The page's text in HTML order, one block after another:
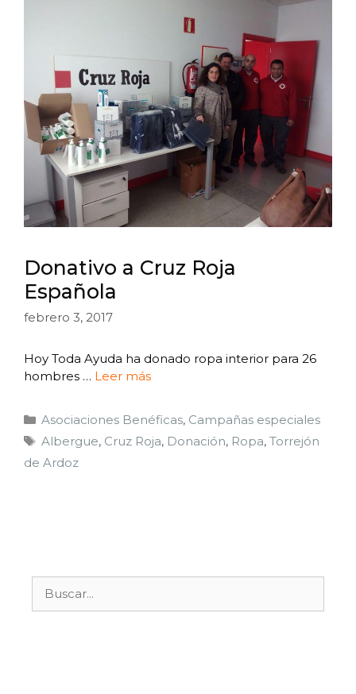
Donativo a Cruz Roja
Española
febrero 3, 2017
Hoy Toda Ayuda ha donado ropa interior para 26
hombres … Leer más
Asociaciones Benéficas, Campañas especiales
Albergue, Cruz Roja, Donación, Ropa, Torrejón
de Ardoz